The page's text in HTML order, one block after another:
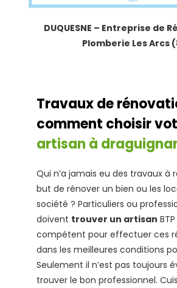
DUQUESNE – Entreprise de
Plomberie Les Arcs
Travaux de
comment choisir
artisan à
Qui n’a jamais eu des travaux à
but de rénover un bien ou les
société ? Particuliers ou
doivent trouver un artisan
compétent pour effectuer ces
dans les meilleures conditions
Seulement il n’est pas toujours
trouver le bon professionnel.